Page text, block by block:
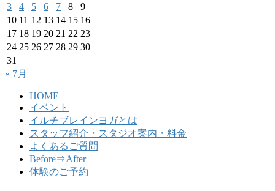
3
4 5 6 7 8
9
10 11 12 13 14 15 16
17 18 19 20 21 22 23
24 25 26 27 28 29 30
31
« 7月
HOME
イベント
イルチブレインヨガとは
スタッフ紹介・スタジオ案内・料金
よくあるご質問
Before⇒After
体験のご予約